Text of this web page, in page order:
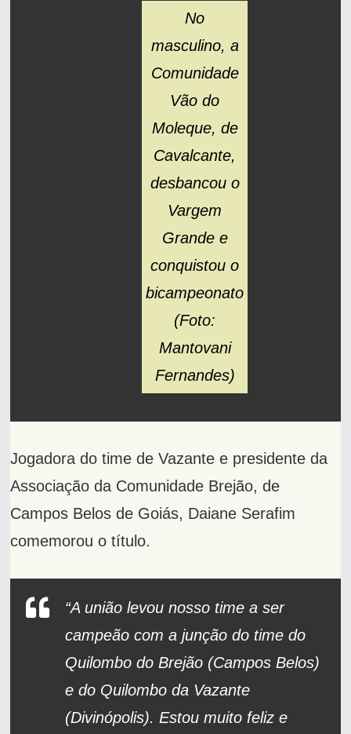
No
masculino, a
Comunidade
Vão do
Moleque, de
Cavalcante,
desbancou o
Vargem
Grande e
conquistou o
bicampeonato
(Foto:
Mantovani
Fernandes)
Jogadora do time de Vazante e presidente da
Associação da Comunidade Brejão, de
Campos Belos de Goiás, Daiane Serafim
comemorou o título.
“A união levou nosso time a ser
campeão com a junção do time do
Quilombo do Brejão (Campos Belos)
e do Quilombo da Vazante
(Divinópolis). Estou muito feliz e